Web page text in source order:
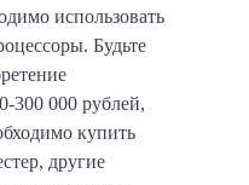
использовать
Будьте
300 000 рублей,
купить
другие